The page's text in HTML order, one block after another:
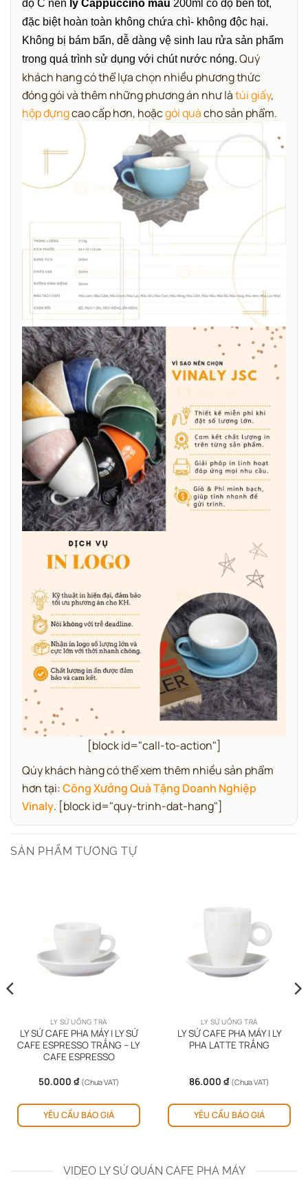
độ C nên ly Cappuccino màu 200ml có độ bền tốt,
đặc biệt hoàn toàn không chứa chì- không độc hại.
Không bị bám bẩn, dễ dàng vệ sinh lau rửa sản phẩm
trong quá trình sử dụng với chút nước nóng. Quý
khách hang có thể lựa chọn nhiều phương thức
đóng gói và thêm những phương án như làtúi giấy,
hộp đựngcao cấp hơn, hoặcgói quàcho sản phẩm.
[block id="call-to-action"]
Qúy khách hàng có thể xem thêm nhiều sản phẩm
hơn tại:Công Xưởng Quà Tặng Doanh Nghiệp
Vinaly. [block id="quy-trinh-dat-hang"]
SẢN PHẨM TƯƠNG TỰ
LY SỨ UỐNG TRÀ
LY SỨ CAFE PHA MÁY | LY SỨ
CAFE ESPRESSO TRẮNG – LY
CAFE ESPRESSO
50.000 ₫ (Chưa VAT)
YÊU CẦU BÁO GIÁ
LY SỨ UỐNG TRÀ
LY SỨ CAFE PHA MÁY | LY
PHA LATTE TRẮNG
86.000 ₫ (Chưa VAT)
YÊU CẦU BÁO GIÁ
VIDEO LY SỨ QUÁN CAFE PHA MÁY